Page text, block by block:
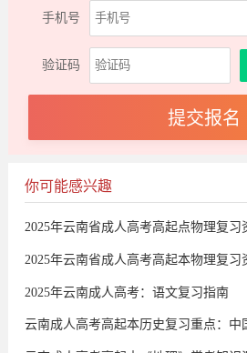
手机号
验证码
你可能感兴趣
2025年云南省成人高考高起点物理复习
磁感应内容
2025年云南省成人高考高起本物理复习
械振动和机械波
2025年云南成人高考：语文复习指南
云南成人高考高起本历史复习重点：中